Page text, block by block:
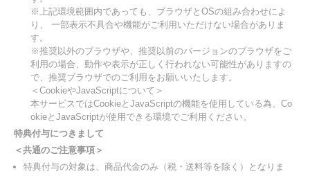
※上記環境範囲内であっても、ブラウザとOSの組み合わせによ
り、 一部表示不具合や機能がご利用いただけない場合がありま
す。
※推奨以外のブラウザや、推奨以前のバージョンのブラウザをご
利用の場合、動作や表示が正しく行われない可能性がありますの
で、推奨ブラウザでのご利用をお願いいたします。
＜CookieやJavaScriptについて＞
本サービスではCookieとJavaScriptの機能を使用している為、Co
okieとJavaScriptが使用できる環境でご利用ください。
特典付与につきまして
＜共通のご注意事項＞
特典付与の対象は、商品代金のみ（税・送料等を除く）となりま